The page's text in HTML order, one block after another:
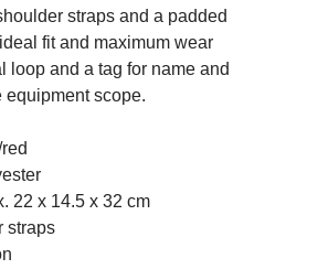
straps and a padded
fit and maximum wear
loop and a tag for name and
equipment scope.
22 x 14.5 x 32 cm
straps